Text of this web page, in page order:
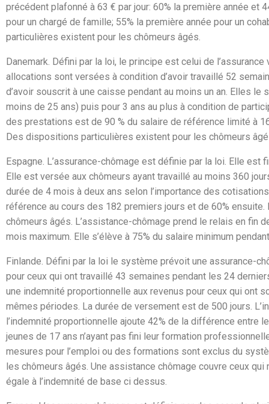
précédent plafonné à 63 € par jour: 60% la première année et
pour un chargé de famille; 55% la première année pour un
particulières existent pour les chômeurs âgés.
Danemark. Défini par la loi, le principe est celui de
allocations sont versées à condition d’avoir travaillé 52
d’avoir souscrit à une caisse pendant au moins un an. Elles le
moins de 25 ans) puis pour 3 ans au plus à condition de
des prestations est de 90 % du salaire de référence limité à
Des dispositions particulières existent pour les chômeurs
Espagne. L’assurance-chômage est définie par la loi. Elle
Elle est versée aux chômeurs ayant travaillé au moins 360
durée de 4 mois à deux ans selon l’importance des
référence au cours des 182 premiers jours et de 60%
chômeurs âgés. L’assistance-chômage prend le relais en fin
mois maximum. Elle s’élève à 75% du salaire minimum
Finlande. Défini par la loi le système prévoit une assurance-
pour ceux qui ont travaillé 43 semaines pendant les 24
une indemnité proportionnelle aux revenus pour ceux qui ont
mêmes périodes. La durée de versement est de 500 jours.
l’indemnité proportionnelle ajoute 42% de la différence entre
jeunes de 17 ans n’ayant pas fini leur formation
mesures pour l’emploi ou des formations sont exclus du
les chômeurs âgés. Une assistance chômage couvre ceux qui
égale à l’indemnité de base ci dessus.